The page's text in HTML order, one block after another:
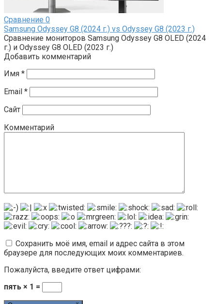
Сравнение 0
Samsung Odyssey G8 (2024 г.) vs Odyssey G8 (2023 г.)
Сравнение мониторов Samsung Odyssey G8 OLED (2024
г.) и Odyssey G8 OLED (2023 г.)
Добавить комментарий
Имя *
Email *
Сайт
Комментарий
Сохранить моё имя, email и адрес сайта в этом
браузере для последующих моих комментариев.
Пожалуйста, введите ответ цифрами:
пять × 1 =